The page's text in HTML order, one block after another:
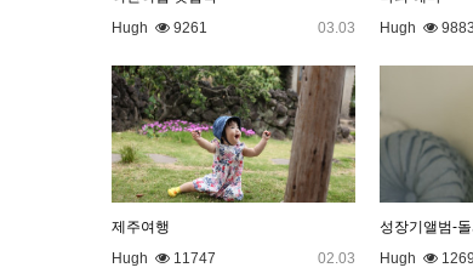
Hugh
9261 03.03
Hugh
9883
제주여행
Hugh
11747 02.03
성장기앨범-
Hugh